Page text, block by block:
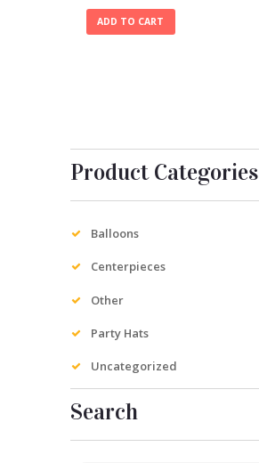
ADD TO CART
Product Categories
Balloons
Centerpieces
Other
Party Hats
Uncategorized
Search